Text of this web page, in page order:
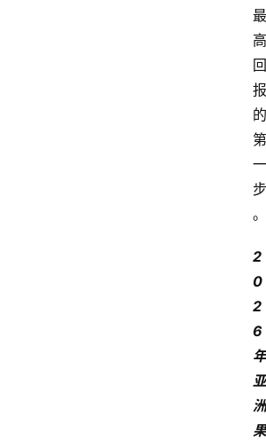
最
高
回
报
的
第
一
步
。
2
0
2
6
年
亚
洲
果